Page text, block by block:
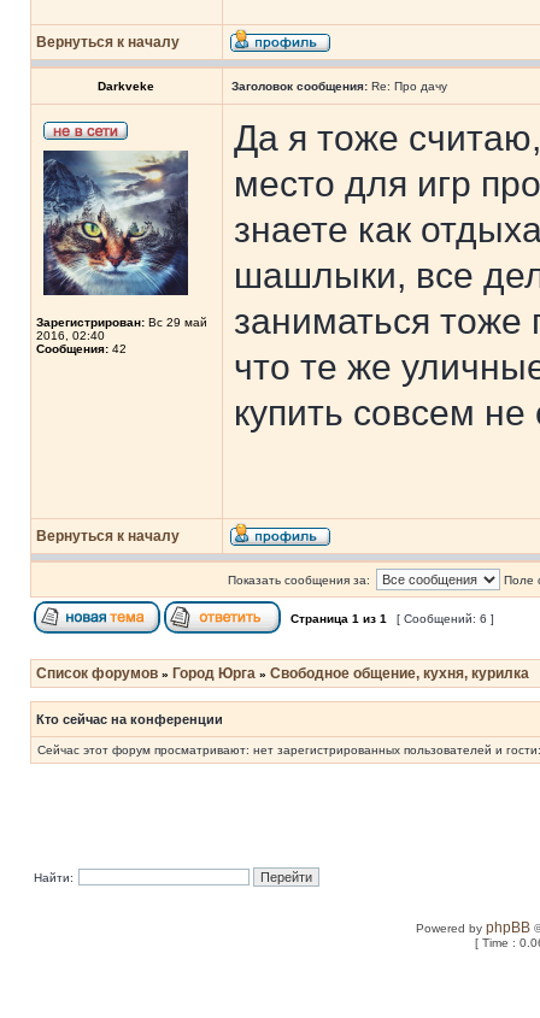
Вернуться к началу
Darkveke Заголовок сообщения: Re: Про дачу
Зарегистрирован: Вс 29 май
2016, 02:40
Сообщения: 42
Да я тоже
место для игр
знаете как
шашлыки, все
заниматься
что те же
купить совсем
Вернуться к началу
Показать сообщения за: Поле
Страница 1 из 1 [ Сообщений: 6 ]
Список форумов » Город Юрга » Свободное общение, кухня, курилка
Кто сейчас на конференции
Сейчас этот форум просматривают: нет зарегистрированных пользователей и
Найти:
Powered byphpBB
[ Time :